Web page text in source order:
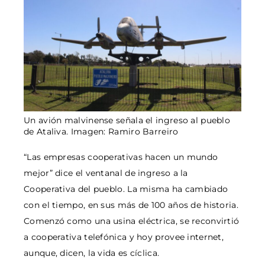
Un avión malvinense señala el ingreso al pueblo
de Ataliva. Imagen: Ramiro Barreiro
“Las empresas cooperativas hacen un mundo
mejor” dice el ventanal de ingreso a la
Cooperativa del pueblo. La misma ha cambiado
con el tiempo, en sus más de 100 años de historia.
Comenzó como una usina eléctrica, se reconvirtió
a cooperativa telefónica y hoy provee internet,
aunque, dicen, la vida es cíclica.